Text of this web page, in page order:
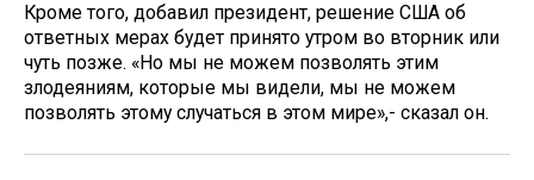
Кроме того, добавил президент, решение США об
ответных мерах будет принято утром во вторник или
чуть позже. «Но мы не можем позволять этим
злодеяниям, которые мы видели, мы не можем
позволять этому случаться в этом мире»,- сказал он.